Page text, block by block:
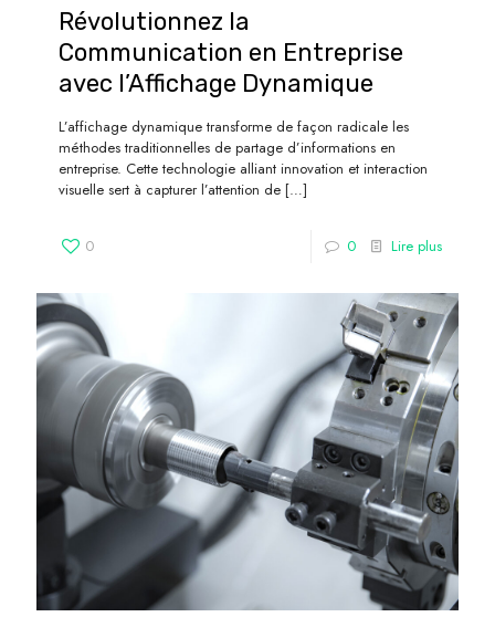
Révolutionnez la
Communication en Entreprise
avec l’Affichage Dynamique
L’affichage dynamique transforme de façon radicale les
méthodes traditionnelles de partage d’informations en
entreprise. Cette technologie alliant innovation et interaction
visuelle sert à capturer l’attention de […]
0 0 Lire plus